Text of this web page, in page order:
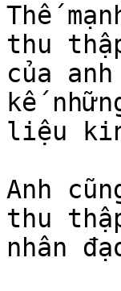
Thế
thu
của
kế
liệu
Anh
thu